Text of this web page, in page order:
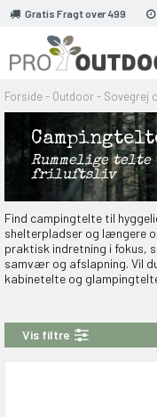
Gratis Fragt over 499
Forside- Outdoor- Sovegrej
Rummelige
friluftsliv
Find campingtelte til
shelterpladser og længere
praktisk indretning i fokus,
samvær og afslapning. Vil
kabinetelte og
Vis filtre